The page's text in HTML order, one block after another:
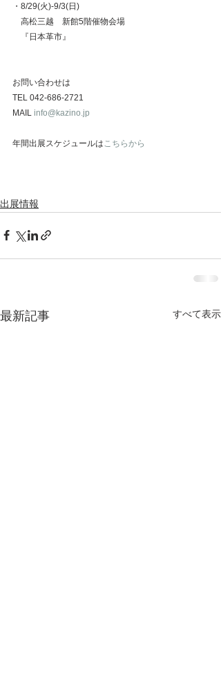
・8/29(火)-9/3(日)
高松三越　新館5階催物会場
『日本革市』
お問い合わせは
TEL 042-686-2721
MAIL info@kazino.jp
年間出展スケジュールはこちらから
出展情報
最新記事 すべて表示